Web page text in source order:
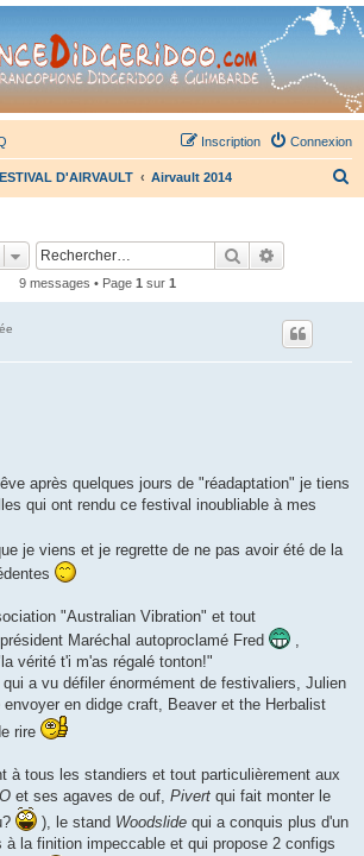
France Didgeridoo - retrouvez la communauté.
Connexion
Inscription
D'AIRVAULT Airvault 2014
Rechercher
9 messages • Page 1 sur 1
après quelques jours de "réadaptation" je tiens
qui ont rendu ce festival inoubliable à mes
je viens et je regrette de ne pas avoir été de la
"Australian Vibration" et tout
Maréchal autoproclamé Fred
vérité t'i m'as régalé tonton!"
a vu défiler énormément de festivaliers, Julien
en didge craft, Beaver et the Herbalist
rire
à tous les standiers et tout particulièrement aux
et ses agaves de ouf, Pivert qui fait monter le
), le stand Woodslide qui a conquis plus d'un
à la finition impeccable et qui propose 2 configs